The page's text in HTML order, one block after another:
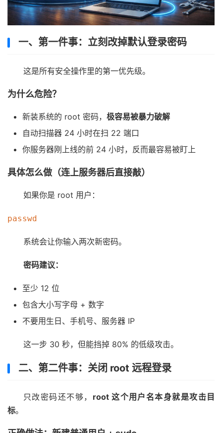
一、第一件事：立刻改掉默认登录密码
这是所有安全操作里的第一优先级。
为什么危险？
新装系统的 root 密码， 极容易被暴力破解
自动扫描器 24 小时在扫 22 端口
你服务器刚上线的前 24 小时，反而最容易被盯上
具体怎么做（连上服务器后直接敲）
如果你是 root 用户：
系统会让你输入两次新密码。
密码建议：
至少 12 位
包含大小写字母 + 数字
不要用生日、手机号、服务器 IP
这一步 30 秒，但能挡掉 80% 的低级攻击。
二、第二件事：关闭 root 远程登录
只改密码还不够， root 这个用户名本身就是攻击目
标。